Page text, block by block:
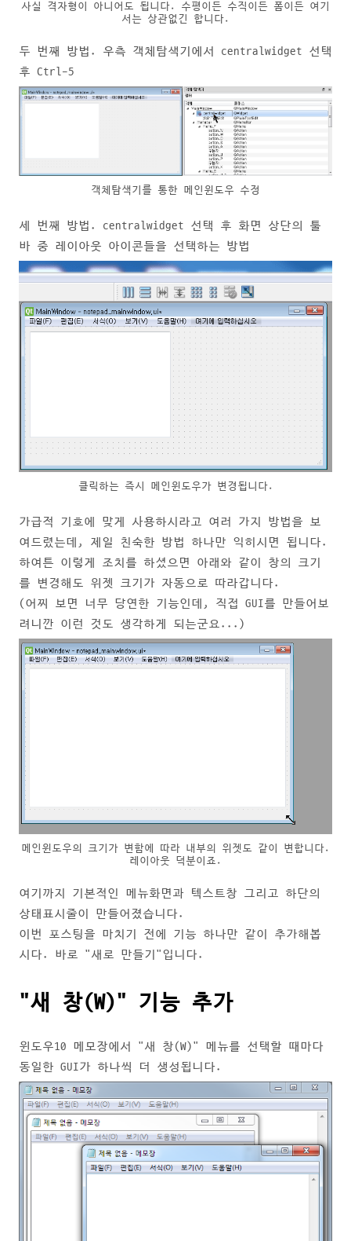
사실 격자형이 아니어도 됩니다. 수평이든 수직이든 폼이든 여기
서는 상관없긴 합니다.
두 번째 방법. 우측 객체탐색기에서 centralwidget 선택
후 Ctrl-5
객체탐색기를 통한 메인윈도우 수정
세 번째 방법. centralwidget 선택 후 화면 상단의 툴
바 중 레이아웃 아이콘들을 선택하는 방법
클릭하는 즉시 메인윈도우가 변경됩니다.
가급적 기호에 맞게 사용하시라고 여러 가지 방법을 보
여드렸는데, 제일 친숙한 방법 하나만 익히시면 됩니다.
하여튼 이렇게 조치를 하셨으면 아래와 같이 창의 크기
를 변경해도 위젯 크기가 자동으로 따라갑니다.
(어찌 보면 너무 당연한 기능인데, 직접 GUI를 만들어보
려니깐 이런 것도 생각하게 되는군요...)
메인윈도우의 크기가 변함에 따라 내부의 위젯도 같이 변합니다.
레이아웃 덕분이죠.
여기까지 기본적인 메뉴화면과 텍스트창 그리고 하단의
상태표시줄이 만들어졌습니다.
이번 포스팅을 마치기 전에 기능 하나만 같이 추가해봅
시다. 바로 "새로 만들기"입니다.
"새 창(W)" 기능 추가
윈도우10 메모장에서 "새 창(W)" 메뉴를 선택할 때마다
동일한 GUI가 하나씩 더 생성됩니다.